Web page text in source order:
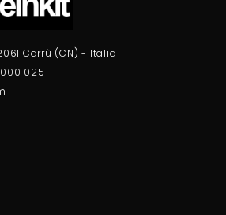
Carrù (CN) - Italia
025